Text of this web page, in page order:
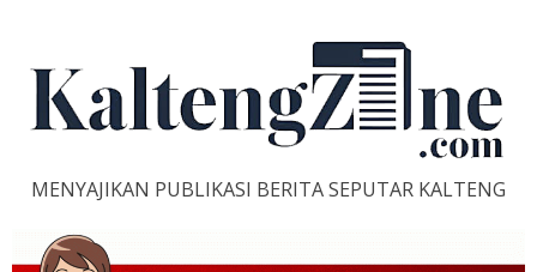
content
MENYAJIKAN PUBLIKASI BERITA SEPUTAR KALTENG